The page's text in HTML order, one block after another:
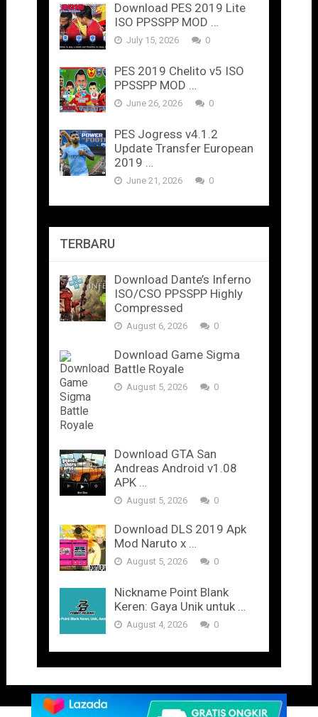
Download PES 2019 Lite
ISO PPSSPP MOD …
July 15, 2026 0
PES 2019 Chelito v5 ISO
PPSSPP MOD …
June 26, 2026 0
PES Jogress v4.1.2
Update Transfer European
2019 …
June 21, 2026 0
TERBARU
Download Dante’s Inferno
ISO/CSO PPSSPP Highly
Compressed
August 6, 2026 0
Download Game Sigma
Battle Royale
August 5, 2026 0
Download GTA San
Andreas Android v1.08
APK …
August 5, 2026 0
Download DLS 2019 Apk
Mod Naruto x …
August 5, 2026 0
Nickname Point Blank
Keren: Gaya Unik untuk …
August 4, 2026 0